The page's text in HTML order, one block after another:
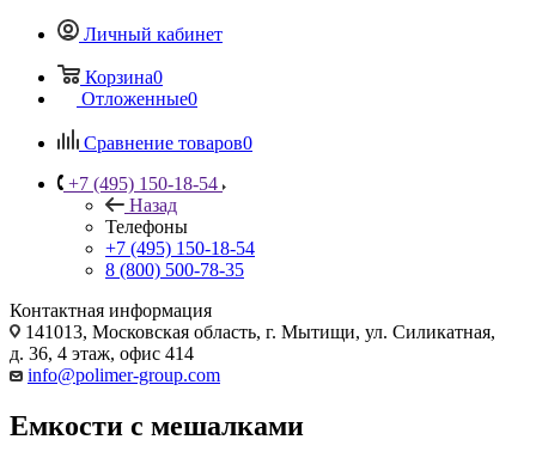
Личный кабинет
Корзина0
Отложенные0
Сравнение товаров0
+7 (495) 150-18-54
Назад
Телефоны
+7 (495) 150-18-54
8 (800) 500-78-35
Контактная информация
141013, Московская область, г. Мытищи, ул. Силикатная,
д. 36, 4 этаж, офис 414
info@polimer-group.com
Емкости с мешалками